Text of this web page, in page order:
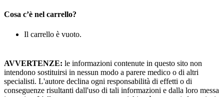
Cosa c’è nel carrello?
Il carrello è vuoto.
AVVERTENZE: le informazioni contenute in questo sito non
intendono sostituirsi in nessun modo a parere medico o di altri
specialisti. L'autore declina ogni responsabilità di effetti o di
conseguenze risultanti dall'uso di tali informazioni e dalla loro messa